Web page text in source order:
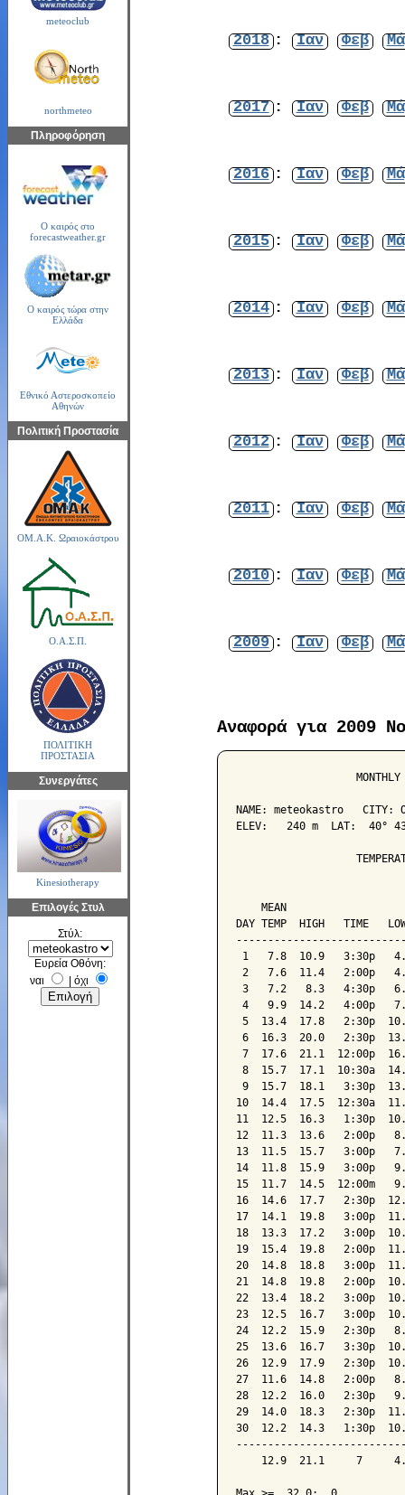
meteoclub
northmeteo
Πληροφόρηση
Ο καιρός στο
forecastweather.gr
Ο καιρός τώρα στην
Ελλάδα
Εθνικό Αστεροσκοπείο
Αθηνών
Πολιτική Προστασία
ΟΜ.Α.Κ. Ωραιοκάστρου
Ο.Α.Σ.Π.
ΠΟΛΙΤΙΚΗ
ΠΡΟΣΤΑΣΙΑ
Συνεργάτες
Kinesiotherapy
Επιλογές Στυλ
Στύλ:
Ευρεία Οθόνη:
ναι
όχι
2018 : Ιαν Φεβ
2017 : Ιαν Φεβ
2016 : Ιαν Φεβ
2015 : Ιαν Φεβ
2014 : Ιαν Φεβ
2013 : Ιαν Φεβ
2012 : Ιαν Φεβ
2011 : Ιαν Φεβ
2010 : Ιαν Φεβ
2009 : Ιαν Φεβ
Αναφορά για 2009
NAME: meteokastro   CITY:
ELEV:   240 m  LAT:  40°
MEAN
DAY TEMP  HIGH   TIME
1   7.8  10.9   3:30p
2   7.6  11.4   2:00p
3   7.2   8.3   4:30p
4   9.9  14.2   4:00p
5  13.4  17.8   2:30p
6  16.3  20.0   2:30p
7  17.6  21.1  12:00p
8  15.7  17.1  10:30a
9  15.7  18.1   3:30p
10  14.4  17.5  12:30a
11  12.5  16.3   1:30p
12  11.3  13.6   2:00p
13  11.5  15.7   3:00p
14  11.8  15.9   3:00p
15  11.7  14.5  12:00m
16  14.6  17.7   2:30p
17  14.1  19.8   3:00p
18  13.3  17.2   3:00p
19  15.4  19.8   2:00p
20  14.8  18.8   3:00p
21  14.8  19.8   2:00p
22  13.4  18.2   3:00p
23  12.5  16.7   3:00p
24  12.2  15.9   2:30p
25  13.6  16.7   3:30p
26  12.9  17.9   2:30p
27  11.6  14.8   2:00p
28  12.2  16.0   2:30p
29  14.0  18.3   2:30p
30  12.2  14.3   1:30p
12.9  21.1     7